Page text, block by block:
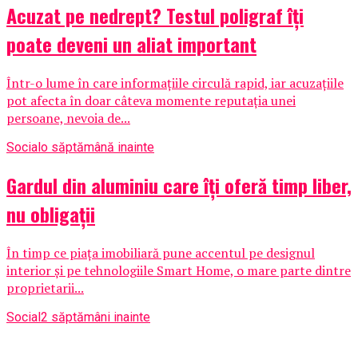
Acuzat pe nedrept? Testul poligraf îţi
poate deveni un aliat important
Într-o lume în care informațiile circulă rapid, iar acuzațiile
pot afecta în doar câteva momente reputația unei
persoane, nevoia de...
Socialo săptămână inainte
Gardul din aluminiu care îți oferă timp liber,
nu obligații
În timp ce piața imobiliară pune accentul pe designul
interior și pe tehnologiile Smart Home, o mare parte dintre
proprietarii...
Social2 săptămâni inainte